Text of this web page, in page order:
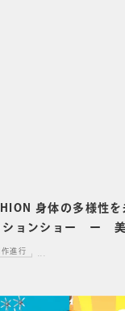
身体の多様性を
ションショー ー 美
作進行